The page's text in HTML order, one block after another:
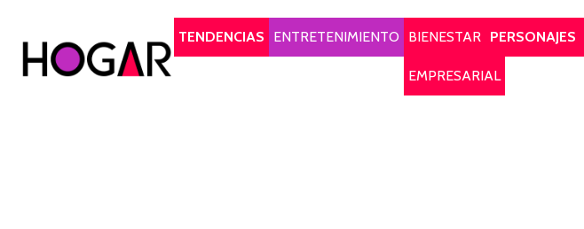
TENDENCIAS
ENTRETENIMIENTO BIENESTAR PERSONAJES
EMPRESARIAL